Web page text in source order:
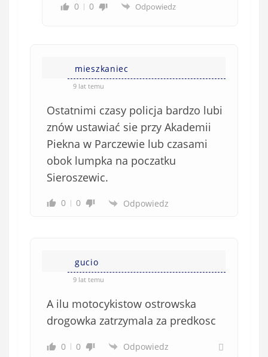
0
0 Odpowiedz
mieszkaniec
9 lat temu
Ostatnimi czasy policja bardzo lubi
znów ustawiać sie przy Akademii
Piekna w Parczewie lub czasami
obok lumpka na poczatku
Sieroszewic.
0 0 Odpowiedz
gucio
9 lat temu
A ilu motocykistow ostrowska
drogowka zatrzymala za predkosc
0 0 Odpowiedz